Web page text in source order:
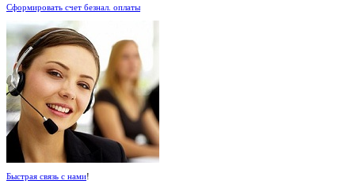
Сформировать счет безнал. оплаты
Быстрая связь с нами!